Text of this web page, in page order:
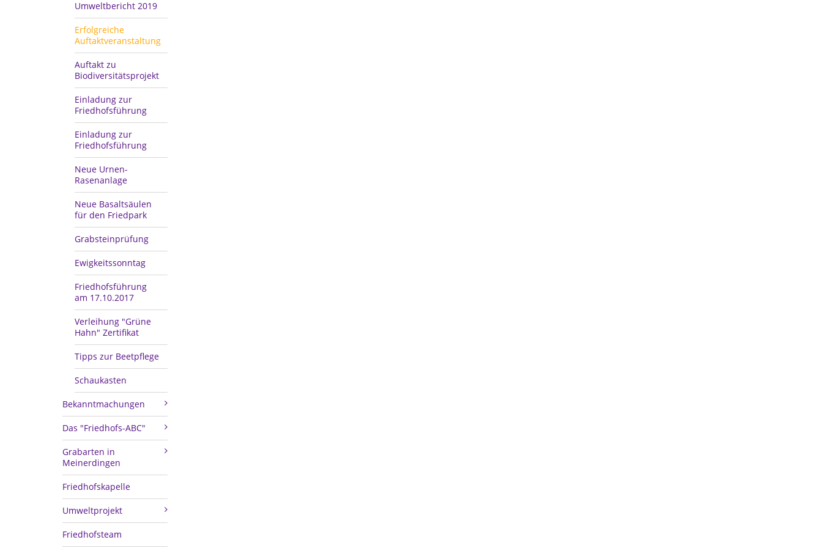
Umweltbericht 2019
Erfolgreiche
Auftaktveranstaltung
Auftakt zu
Biodiversitätsprojekt
Einladung zur
Friedhofsführung
Einladung zur
Friedhofsführung
Neue Urnen-
Rasenanlage
Neue Basaltsäulen
für den Friedpark
Grabsteinprüfung
Ewigkeitssonntag
Friedhofsführung
am 17.10.2017
Verleihung "Grüne
Hahn" Zertifikat
Tipps zur Beetpflege
Schaukasten
Bekanntmachungen
Das "Friedhofs-ABC"
Grabarten in
Meinerdingen
Friedhofskapelle
Umweltprojekt
Friedhofsteam